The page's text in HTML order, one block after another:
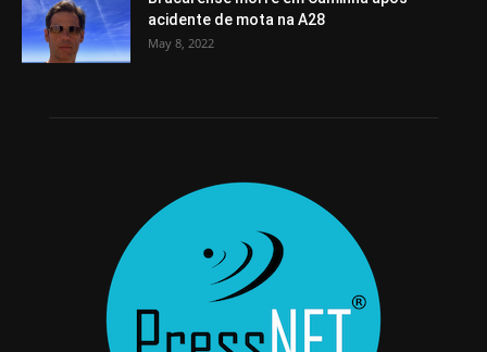
acidente de mota na A28
May 8, 2022